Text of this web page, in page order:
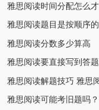
雅思阅读时间分配怎么
雅思阅读题目是按顺序
雅思阅读分数多少算高
雅思阅读要直接写到答
雅思阅读解题技巧 雅思
雅思阅读可能考旧题吗？